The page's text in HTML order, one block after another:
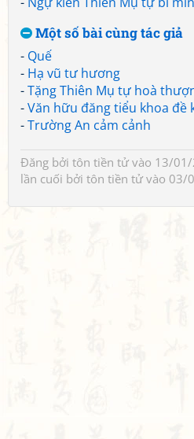
Một số bài cùng tác giả
- Quế
- Hạ vũ tư hương
-Tặng Thiên Mụ tự hoà
-Văn hữu đăng tiểu khoa đề
-Trường An cảm cảnh
Đăng bởi tôn tiền tửvào 13/01/
lần cuối bởi tôn tiền tửvào 03/